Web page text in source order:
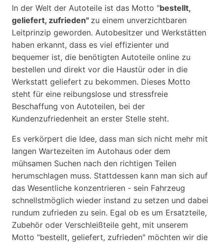
In der Welt der Autoteile ist das Motto "bestellt,
geliefert, zufrieden" zu einem unverzichtbaren
Leitprinzip geworden. Autobesitzer und Werkstätten
haben erkannt, dass es viel effizienter und
bequemer ist, die benötigten Autoteile online zu
bestellen und direkt vor die Haustür oder in die
Werkstatt geliefert zu bekommen. Dieses Motto
steht für eine reibungslose und stressfreie
Beschaffung von Autoteilen, bei der
Kundenzufriedenheit an erster Stelle steht.
Es verkörpert die Idee, dass man sich nicht mehr mit
langen Wartezeiten im Autohaus oder dem
mühsamen Suchen nach den richtigen Teilen
herumschlagen muss. Stattdessen kann man sich auf
das Wesentliche konzentrieren - sein Fahrzeug
schnellstmöglich wieder instand zu setzen und dabei
rundum zufrieden zu sein. Egal ob es um Ersatzteile,
Zubehör oder Verschleißteile geht, mit unserem
Motto "bestellt, geliefert, zufrieden" möchten wir die